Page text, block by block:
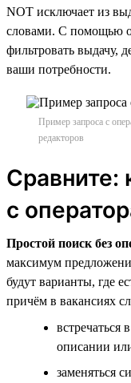
NOT исключает из
словами. С помощью
фильтровать выдачу,
ваши потребности.
Пример запроса с
редакторов
Сравните:
с
Простой поиск без
максимум
будут варианты, где
причём в вакансиях
встречаться
описании
заменяться